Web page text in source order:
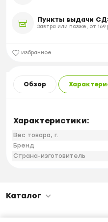
Пункты выдачи
Завтра или позже, от 169
Избранное
Обзор
Характеристики:
Вес товара, г.
Бренд
Страна-изготовитель
Каталог